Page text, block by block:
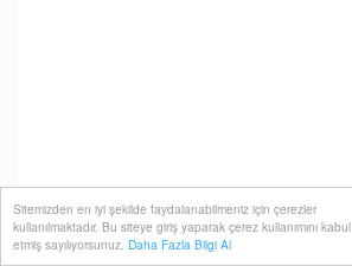
Sitemizden en iyi şekilde faydalanabilmeniz için çerezler
kullanılmaktadır. Bu siteye giriş yaparak çerez kullanımını kabul
etmiş sayılıyorsunuz. Daha Fazla Bilgi Al